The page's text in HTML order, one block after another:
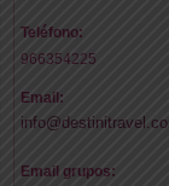
Teléfono:
966354225
Email:
Email grupos: